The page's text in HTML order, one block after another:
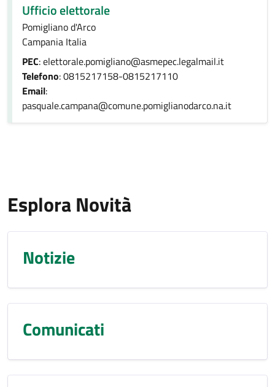
Ufficio elettorale
Pomigliano d'Arco
Campania Italia
PEC: elettorale.pomigliano@asmepec.legalmail.it
Telefono: 0815217158-0815217110
Email:
pasquale.campana@comune.pomiglianodarco.na.it
Esplora Novità
Notizie
Comunicati